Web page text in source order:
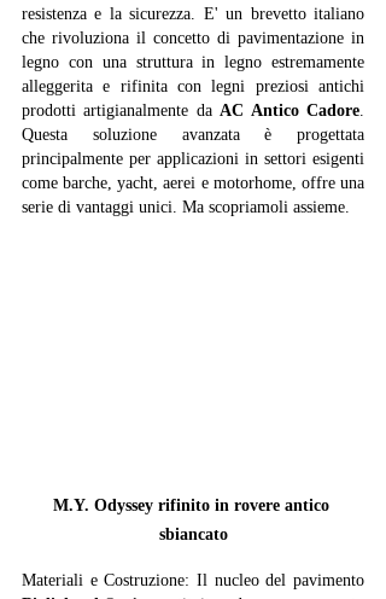
resistenza e la sicurezza. E' un brevetto italiano
che rivoluziona il concetto di pavimentazione in
legno con una struttura in legno estremamente
alleggerita e rifinita con legni preziosi antichi
prodotti artigianalmente da AC Antico Cadore
Questa soluzione avanzata è progettata
principalmente per applicazioni in settori esigenti
come barche, yacht, aerei e motorhome, offre una
serie di vantaggi unici. Ma scopriamoli assieme.
M.Y. Odyssey rifinito in rovere antico
sbiancato